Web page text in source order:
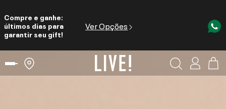
Compre e ganhe:
últimos dias para
garantir seu gift!
Ver Opções